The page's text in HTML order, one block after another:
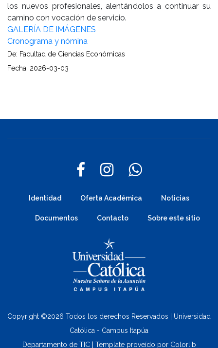
los nuevos profesionales, alentándolos a continuar su
camino con vocación de servicio.
GALERÍA DE IMÁGENES
Cronograma y nómina
De: Facultad de Ciencias Económicas
Fecha: 2026-03-03
Identidad Oferta Académica Noticias
Documentos Contacto Sobre este sitio
Copyright ©2026 Todos los derechos Reservados | Universidad
Católica - Campus Itapúa
Departamento de TIC | Template proveído por Colorlib